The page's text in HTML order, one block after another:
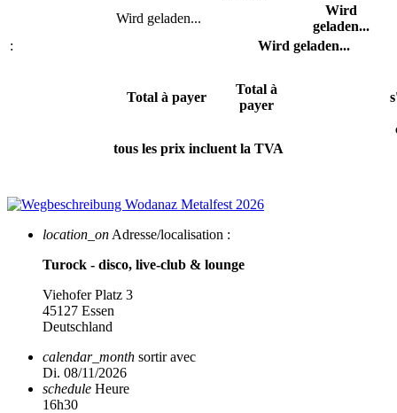
Wird geladen...
Wird
geladen...
:
Wird geladen...
Total à payer
Total à
payer
tous les prix incluent la TVA
location_on Adresse/localisation :
Turock - disco, live-club & lounge
Viehofer Platz 3
45127 Essen
Deutschland
calendar_month sortir avec
Di. 08/11/2026
schedule Heure
16h30